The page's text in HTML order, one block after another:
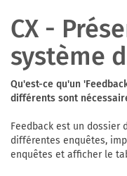
CX -
système
Qu'est-ce qu'un
différents sont
Feedback est un dossier
différentes enquêtes,
enquêtes et afficher le